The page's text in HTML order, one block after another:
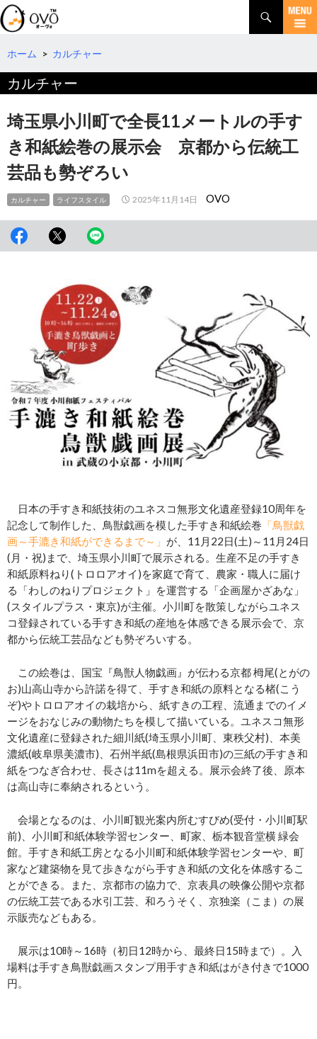
検
索
コ
テ
ツ
へ
動
ホーム > カルチャー
カルチャー
埼玉県小川町で全長11メートルの手す
き和紙絵巻の展示会 京都から伝統工
芸品も勢ぞろい
カルチャー ライフスタイル 2025年11月14日 OVO
日本の手すき和紙技術のユネスコ無形文化遺産登録10周年を
記念して制作した、鳥獣戯画を模した手すき和紙絵巻 「鳥獣戯
画～手漉き和紙ができるまで～」 が、11月22日(土)～11月24日
(月・祝)まで、埼玉県小川町で展示される。生産不足の手すき
和紙原料ねり(トロロアオイ)を家庭で育て、農家・職人に届け
る「わしのねりプロジェクト」を運営する「企画屋かざあな」
(スタイルプラス・東京)が主催。小川町を散策しながらユネス
コ登録されている手すき和紙の産地を体感できる展示会で、京
都から伝統工芸品なども勢ぞろいする。
この絵巻は、国宝『鳥獣人物戯画』が伝わる京都 栂尾(とがの
お)山高山寺から許諾を得て、手すき和紙の原料となる楮(こう
ぞ)やトロロアオイの栽培から、紙すきの工程、流通までのイメ
ージをおなじみの動物たちを模して描いている。ユネスコ無形
文化遺産に登録された細川紙(埼玉県小川町、東秩父村)、本美
濃紙(岐阜県美濃市)、石州半紙(島根県浜田市)の三紙の手すき和
紙をつなぎ合わせ、長さは11mを超える。展示会終了後、原本
は高山寺に奉納されるという。
会場となるのは、小川町観光案内所むすびめ(受付・小川町駅
前)、小川町和紙体験学習センター、町家、栃本観音堂横 緑会
館。手すき和紙工房となる小川町和紙体験学習センターや、町
家など建築物を見て歩きながら手すき和紙の文化を体感するこ
とができる。また、京都市の協力で、京表具の映像公開や京都
の伝統工芸である水引工芸、和ろうそく、京独楽（こま）の展
示販売などもある。
展示は10時～16時（初日12時から、最終日15時まで）。入
場料は手すき鳥獣戯画スタンプ用手すき和紙はがき付きで1000
円。